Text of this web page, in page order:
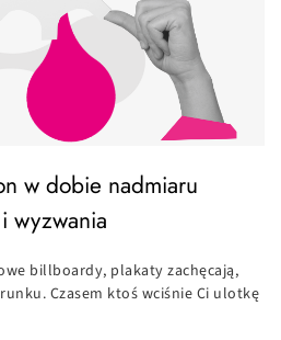
w dobie nadmiaru
wyzwania
billboardy, plakaty zachęcają,
Czasem ktoś wciśnie Ci ulotkę